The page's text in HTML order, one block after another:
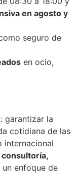
en agosto y
seguro de
en ocio,
garantizar la
cotidiana de las
internacional
enfoque de